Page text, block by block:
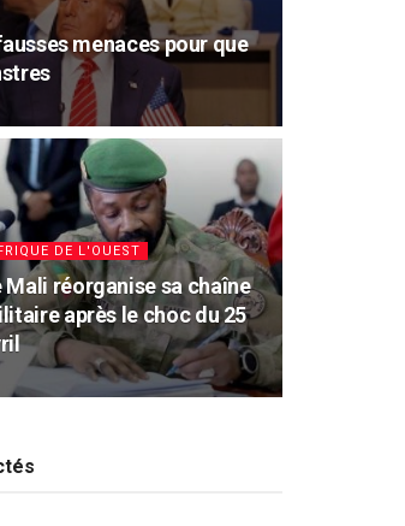
menaces pour que
DE L'OUEST
Mali réorganise sa chaîne
après le choc du 25